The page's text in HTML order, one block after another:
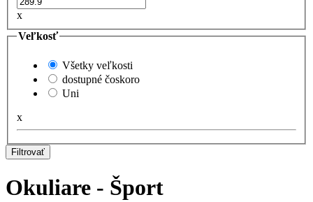
x
Veľkosť
Všetky veľkosti
dostupné čoskoro
Uni
x
Filtrovať
Okuliare - Šport